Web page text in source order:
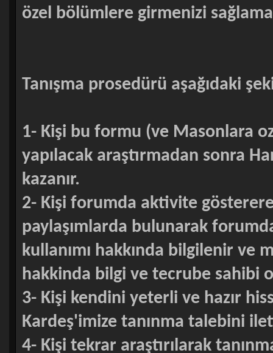
özel bölümlere girmenizi
Tanışma prosedürü aşağıdaki
1- Kişi bu formu (ve Masonlara
yapılacak araştırmadan sonra
kazanır.
2- Kişi forumda aktivite
paylaşımlarda bulunarak
kullanımı hakkında bilgilenir ve
hakkinda bilgi ve tecrube sahibi
3- Kişi kendini yeterli ve hazır
Kardeş'imize tanınma talebini
4- Kişi tekrar araştırılarak